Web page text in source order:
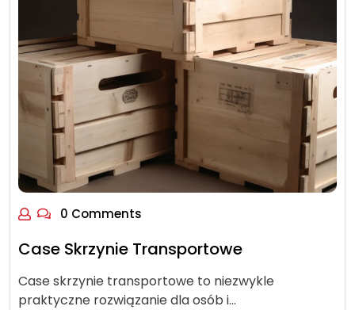
0 Comments
Case Skrzynie Transportowe
Case skrzynie transportowe to niezwykle
praktyczne rozwiązanie dla osób i…